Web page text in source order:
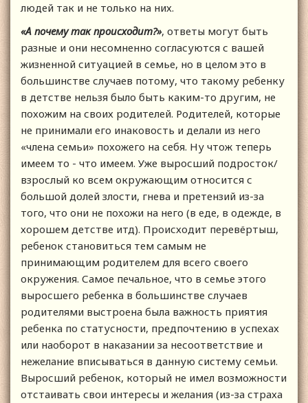
людей так и не только на них.
«А почему так происходит?», ответы могут быть
разные и они несомненно согласуются с вашей
жизненной ситуацией в семье, но в целом это в
большинстве случаев потому, что такому ребенку
в детстве нельзя было быть каким-то другим, не
похожим на своих родителей. Родителей, которые
не принимали его инаковость и делали из него
«члена семьи» похожего на себя. Ну чтож теперь
имеем то - что имеем. Уже выросший подросток/
взрослый ко всем окружающим относится с
большой долей злости, гнева и претензий из-за
того, что они не похожи на него (в еде, в одежде, в
хорошем детстве итд). Происходит перевёртыш,
ребенок становиться тем самым не
принимающим родителем для всего своего
окружения. Самое печальное, что в семье этого
выросшего ребенка в большинстве случаев
родителями выстроена была важность приятия
ребенка по статусности, предпочтению в успехах
или наоборот в наказании за несоответствие и
нежелание вписываться в данную систему семьи.
Выросший ребенок, который не имел возможности
отстаивать свои интересы и желания (из-за страха